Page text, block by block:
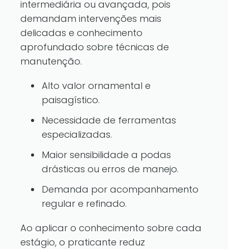
intermediária ou avançada, pois
demandam intervenções mais
delicadas e conhecimento
aprofundado sobre técnicas de
manutenção.
Alto valor ornamental e
paisagístico.
Necessidade de ferramentas
especializadas.
Maior sensibilidade a podas
drásticas ou erros de manejo.
Demanda por acompanhamento
regular e refinado.
Ao aplicar o conhecimento sobre cada
estágio, o praticante reduz